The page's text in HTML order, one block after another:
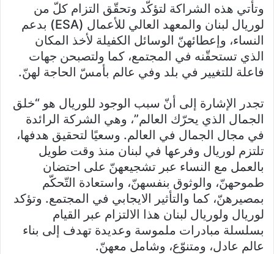
وتأتي هذه الشراكة لتؤكّد وتحقّق التزام كلّ من
لوريال لبنان والمعهد العالي للأعمال (ESA) بدعم
النساء، وإعطائهنّ الوسائل الكفيلة لأخذ المكان
الذي تستحقّنه في المجتمع، كما ولتصبحن جهات
فاعلة للتغيير في بلد وفي عالم بأمسّ الحاجة لهنّ.
تجدر الإشارة إلى أنّ سبب الوجود للوريال هو “خلق
الجمال الذي يحرّك العالم”، وهي الشركة الرائدة
في مجال الجمال في العالم. وسعيًا لتحقيق هدفها،
تلتزم لوريال وفرعها في لبنان منذ وقت طويل
بالعمل مع النساء عبر تشجيعهنّ على احتضان
طموحهنّ، والوثوق بنفسهنّ، واستعادة التّحكّم
بمصيرهنّ، كما والتأثير الايجابي في المجتمع. وتؤكد
لوريال ولوريال لبنان هذا الالتزام عبر القيام
بسلسلة مبادرات ملموسة وعديدة تهدف إلى بناء
عالم عادل، ومتنوّع، وشامل معهنّ.